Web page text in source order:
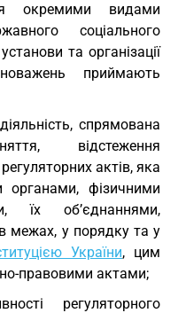
окремими видами
соціального
та організації
приймають
спрямована
відстеження
актів, яка
органами, фізичними
їх об’єднаннями,
межах, у порядку та у
України, цим
правовими актами;
регуляторного